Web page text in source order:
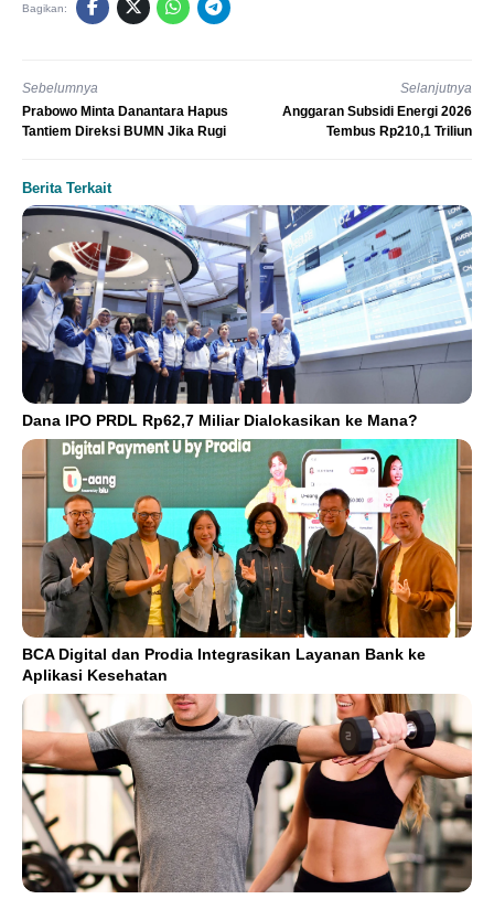
Bagikan:
Sebelumnya
Prabowo Minta Danantara Hapus
Tantiem Direksi BUMN Jika Rugi
Selanjutnya
Anggaran Subsidi Energi 2026
Tembus Rp210,1 Triliun
Berita Terkait
Dana IPO PRDL Rp62,7 Miliar Dialokasikan ke Mana?
BCA Digital dan Prodia Integrasikan Layanan Bank ke
Aplikasi Kesehatan